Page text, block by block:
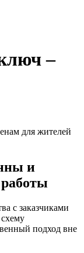
–
для жителей
и
с заказчиками
подход вне